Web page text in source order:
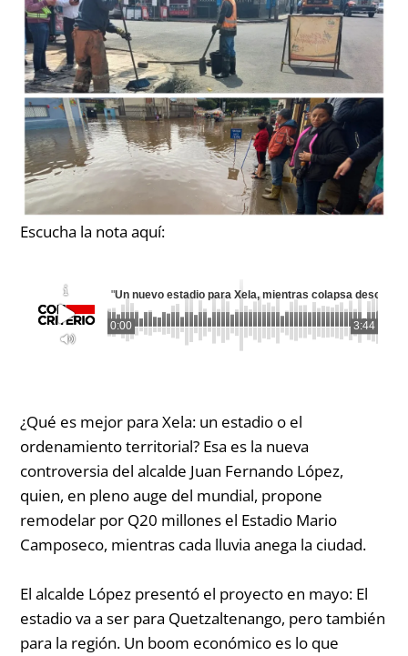
Escucha la nota aquí:
0:00 3:44
"Un nuevo estadio para Xela, mientras colapsa
¿Qué es mejor para Xela: un estadio o el
ordenamiento territorial? Esa es la nueva
controversia del alcalde Juan Fernando López,
quien, en pleno auge del mundial, propone
remodelar por Q20 millones el Estadio Mario
Camposeco, mientras cada lluvia anega la ciudad.
El alcalde López presentó el proyecto en mayo: El
estadio va a ser para Quetzaltenango, pero también
para la región. Un boom económico es lo que